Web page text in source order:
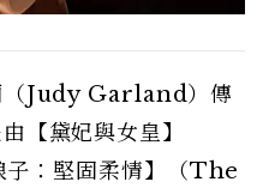
（Judy Garland）傳
【黛妃與女皇】
：堅固柔情】（The